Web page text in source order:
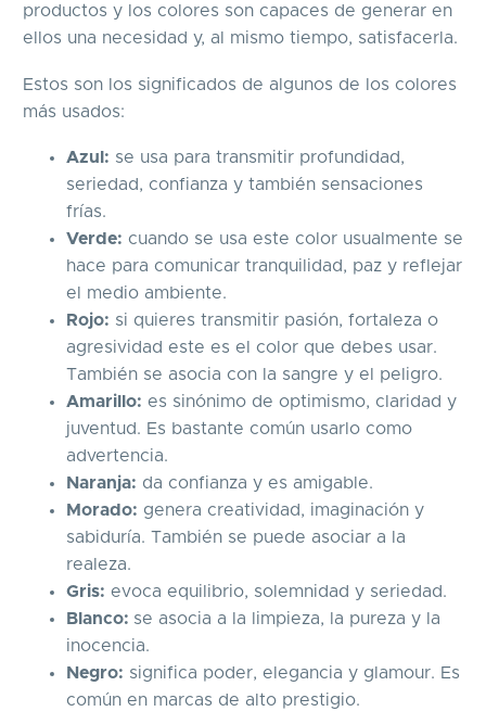
productos y los colores son capaces de generar en
ellos una necesidad y, al mismo tiempo, satisfacerla.
Estos son los significados de algunos de los colores
más usados:
Azul: se usa para transmitir profundidad,
seriedad, confianza y también sensaciones
frías.
Verde: cuando se usa este color usualmente se
hace para comunicar tranquilidad, paz y reflejar
el medio ambiente.
Rojo: si quieres transmitir pasión, fortaleza o
agresividad este es el color que debes usar.
También se asocia con la sangre y el peligro.
Amarillo: es sinónimo de optimismo, claridad y
juventud. Es bastante común usarlo como
advertencia.
Naranja: da confianza y es amigable.
Morado: genera creatividad, imaginación y
sabiduría. También se puede asociar a la
realeza.
Gris: evoca equilibrio, solemnidad y seriedad.
Blanco: se asocia a la limpieza, la pureza y la
inocencia.
Negro: significa poder, elegancia y glamour. Es
común en marcas de alto prestigio.